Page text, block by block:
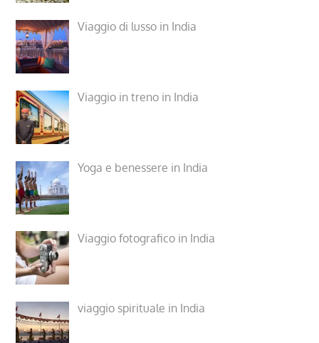
Viaggio di lusso in India
Viaggio in treno in India
Yoga e benessere in India
Viaggio fotografico in India
viaggio spirituale in India